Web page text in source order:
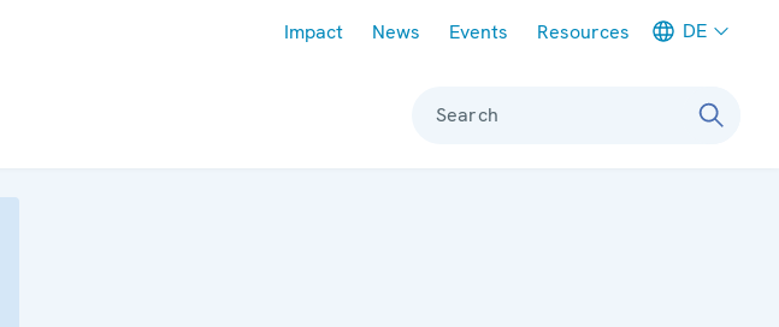
Impact News Events Resources DE
Search